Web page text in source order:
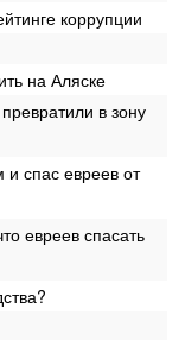
коррупции
на Аляске
в зону
спас евреев от
евреев спасать